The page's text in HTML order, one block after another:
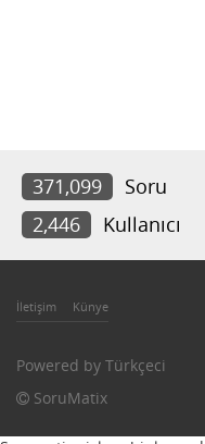
371,099 Soru
2,446
Kullanıcı
İletişim Künye
Powered by Türkçeci
SoruMatix